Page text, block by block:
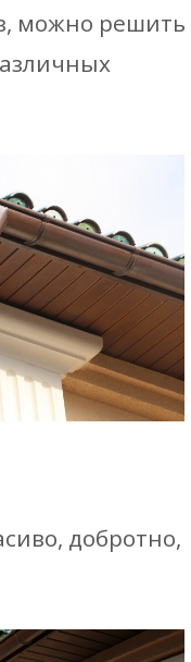
можно решить
добротно,